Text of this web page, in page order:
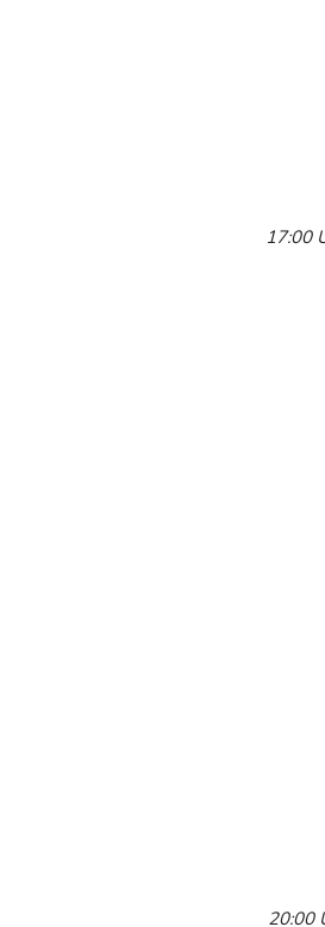
17:00
20:00